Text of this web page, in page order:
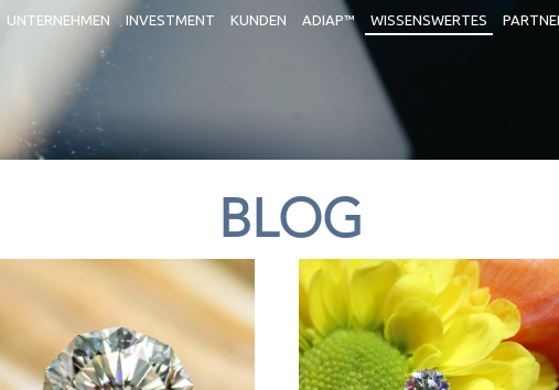
UNTERNEHMEN INVESTMENT KUNDEN ADIAP™ WISSENSWERTES
BLOG